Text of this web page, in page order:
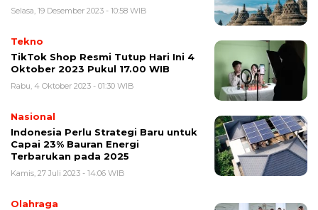
Selasa, 19 Desember 2023 - 10:58 WIB
Tekno
TikTok Shop Resmi Tutup Hari Ini 4
Oktober 2023 Pukul 17.00 WIB
Rabu, 4 Oktober 2023 - 01:30 WIB
Nasional
Indonesia Perlu Strategi Baru untuk
Capai 23% Bauran Energi
Terbarukan pada 2025
Kamis, 27 Juli 2023 - 14:06 WIB
Olahraga